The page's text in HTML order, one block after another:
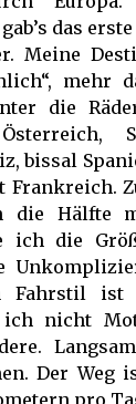
das
Meine
mehr
die
bissal
Frankreich.
die Hälfte
ich die
Fahrstil ist
nicht
Der Weg
pro